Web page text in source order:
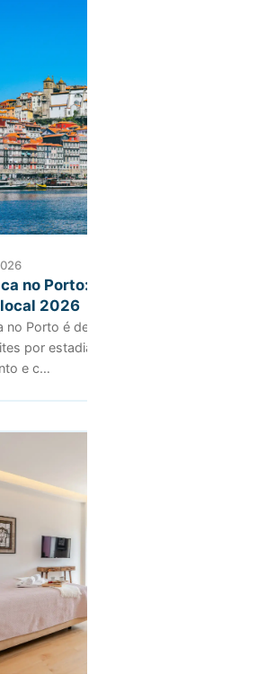
no Porto: guia para
2026
no Porto é de 3€ por hóspede por
por estadia. Saiba quem paga,
e c…